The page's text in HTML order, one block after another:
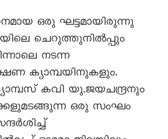
ഒരു ഘട്ടമായിരുന്നു
ചെറുത്തുനിൽപ്പും
നടന്ന
ക്യാമ്പയിനുകളും.
കവി യു.ജയചന്ദ്രനും
ഒരു സംഘം